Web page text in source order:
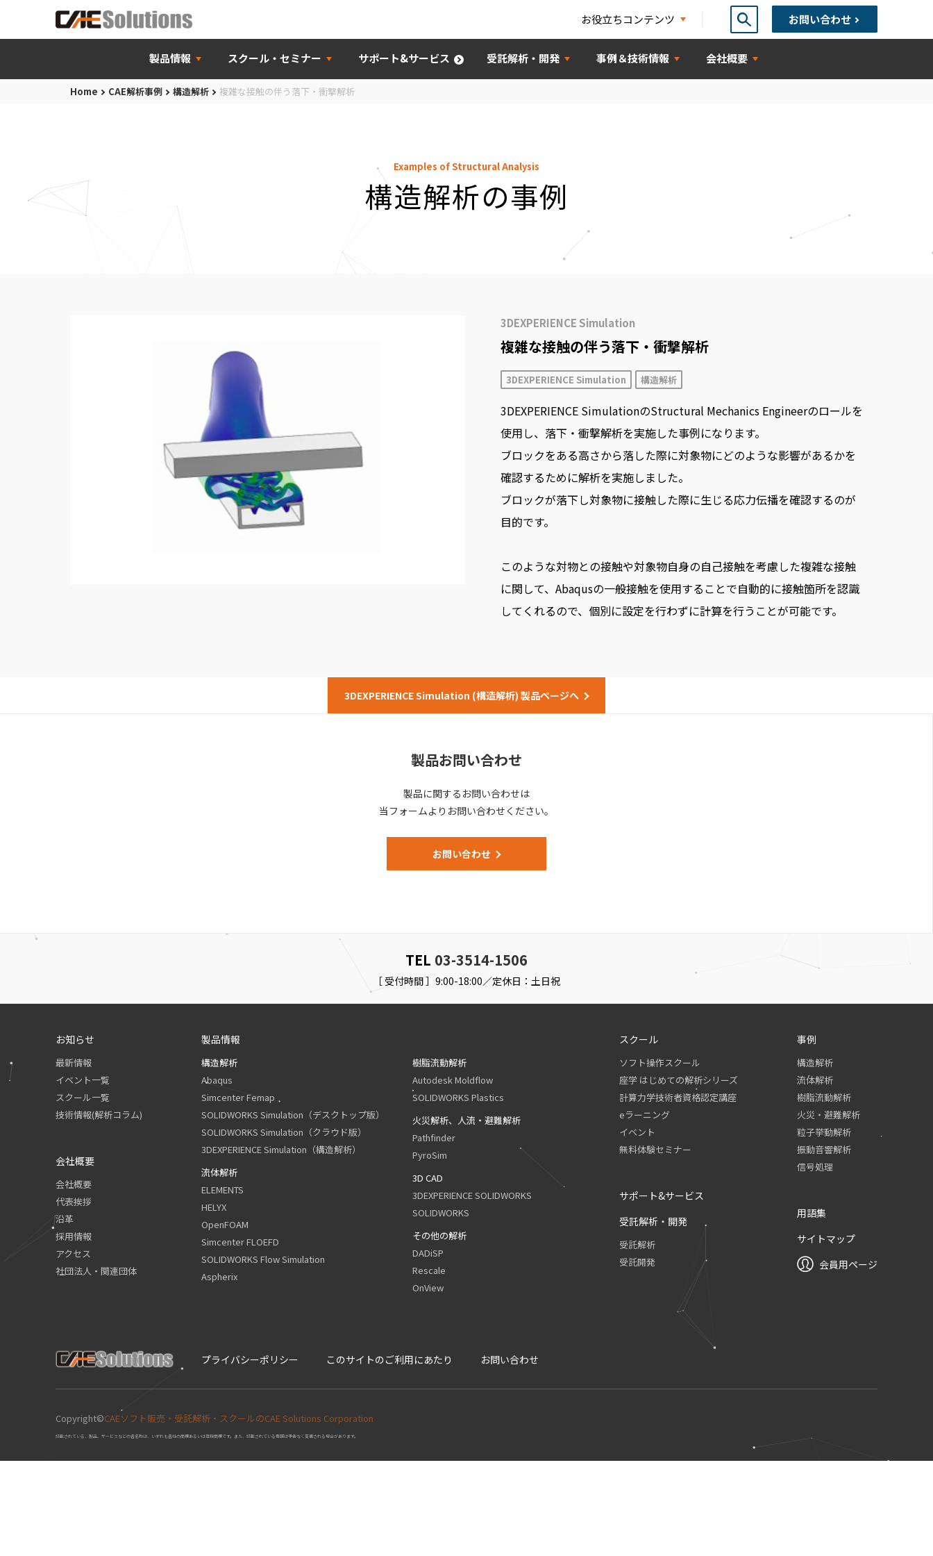
お役立ちコンテンツ お問い合わせ
製品情報 スクール・セミナー サポート&サービス 受託解析・開発 事例＆技術情報 会社概要
Home CAE解析事例 構造解析 複雑な接触の伴う落下・衝撃解析
Examples of Structural Analysis
構造解析の事例
3DEXPERIENCE Simulation
複雑な接触の伴う落下・衝撃解析
3DEXPERIENCE Simulation 構造解析
3DEXPERIENCE SimulationのStructural Mechanics Engineerのロールを
使用し、落下・衝撃解析を実施した事例になります。
ブロックをある高さから落した際に対象物にどのような影響があるかを
確認するために解析を実施しました。
ブロックが落下し対象物に接触した際に生じる応力伝播を確認するのが
目的です。
このような対物との接触や対象物自身の自己接触を考慮した複雑な接触
に関して、Abaqusの一般接触を使用することで自動的に接触箇所を認識
してくれるので、個別に設定を行わずに計算を行うことが可能です。
3DEXPERIENCE Simulation (構造解析) 製品ページへ
製品お問い合わせ
製品に関するお問い合わせは
当フォームよりお問い合わせください。
お問い合わせ
TEL 03-3514-1506
［ 受付時間 ］9:00-18:00／定休日：土日祝
お知らせ
最新情報
イベント一覧
スクール一覧
技術情報(解析コラム)
会社概要
会社概要
代表挨拶
沿革
採用情報
アクセス
社団法人・関連団体
製品情報
構造解析
Abaqus
Simcenter Femap
SOLIDWORKS Simulation（デスクトップ版）
SOLIDWORKS Simulation（クラウド版）
3DEXPERIENCE Simulation（構造解析）
流体解析
ELEMENTS
HELYX
OpenFOAM
Simcenter FLOEFD
SOLIDWORKS Flow Simulation
Aspherix
樹脂流動解析
Autodesk Moldflow
SOLIDWORKS Plastics
火災解析、人流・避難解析
Pathfinder
PyroSim
3D CAD
3DEXPERIENCE SOLIDWORKS
SOLIDWORKS
その他の解析
DADiSP
Rescale
OnView
スクール
ソフト操作スクール
座学 はじめての解析シリーズ
計算力学技術者資格認定講座
eラーニング
イベント
無料体験セミナー
サポート&サービス
受託解析・開発
受託解析
受託開発
事例
構造解析
流体解析
樹脂流動解析
火災・避難解析
粒子挙動解析
振動音響解析
信号処理
用語集
サイトマップ
会員用ページ
プライバシーポリシー このサイトのご利用にあたり お問い合わせ
Copyright©CAEソフト販売・受託解析・スクールのCAE Solutions Corporation
記載されている、製品、サービスなどの各名称は、いずれも各社の商標あるいは登録商標です。また、記載されている情報は予告なく変更される場合があります。